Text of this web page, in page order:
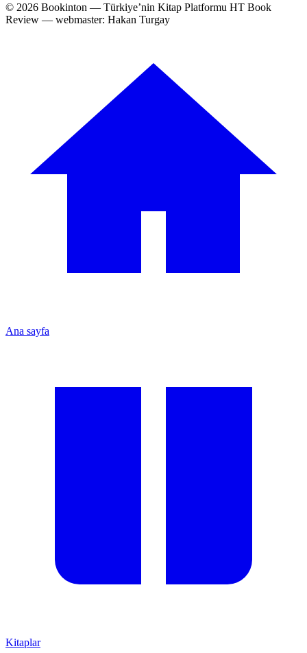
© 2026 Bookinton — Türkiye’nin Kitap Platformu HT Book
Review — webmaster: Hakan Turgay
Ana sayfa
Kitaplar